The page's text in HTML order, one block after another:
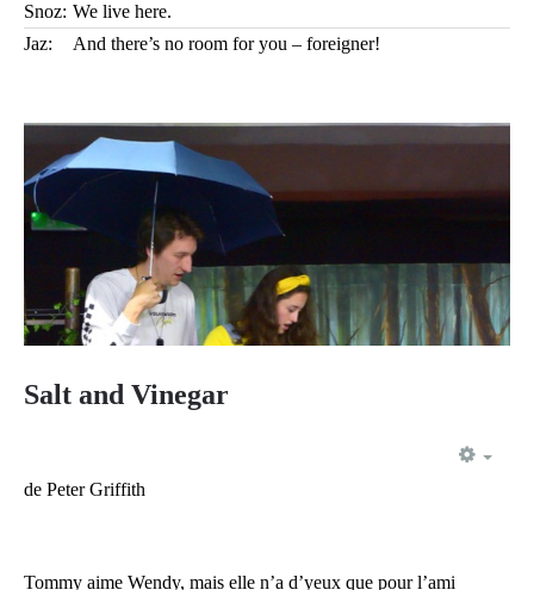
Snoz: We live here.
Jaz:
And there’s no room for you – foreigner!
Salt and Vinegar
de Peter Griffith
Tommy aime Wendy, mais elle n’a d’yeux que pour l’ami